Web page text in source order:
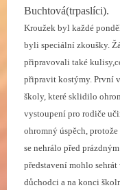
Buchtová(trpaslíci).
Kroužek byl každé
byli speciální zkoušky.
připravovali také
připravit kostýmy. První
školy, které sklidilo
vystoupení pro rodiče
ohromný úspěch,
se nehrálo před
představení mohlo
důchodci a na konci